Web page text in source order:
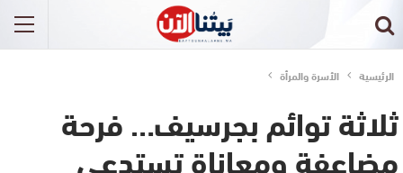
الرئيسية الأسرة والمرأة
ثلاثة توائم بجرسيف… فرحة
مضاعفة ومعاناة تستدعي